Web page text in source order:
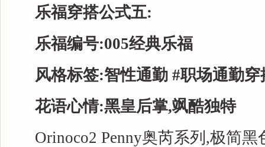
乐福穿搭公式五:
乐福编号:005经典乐福
风格标签:智性通勤 #职场通勤
花语心情:黑皇后掌,飒酷独特
Orinoco2 Penny奥芮系列,极简